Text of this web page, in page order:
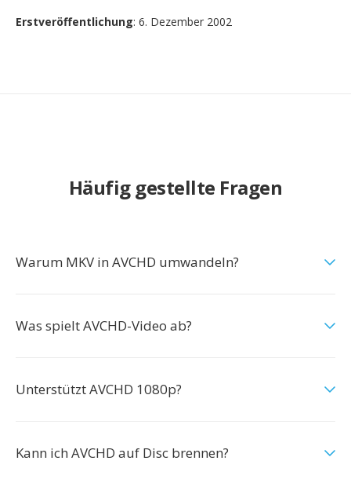
Erstveröffentlichung: 6. Dezember 2002
Häufig gestellte Fragen
Warum MKV in AVCHD umwandeln?
Was spielt AVCHD-Video ab?
Unterstützt AVCHD 1080p?
Kann ich AVCHD auf Disc brennen?